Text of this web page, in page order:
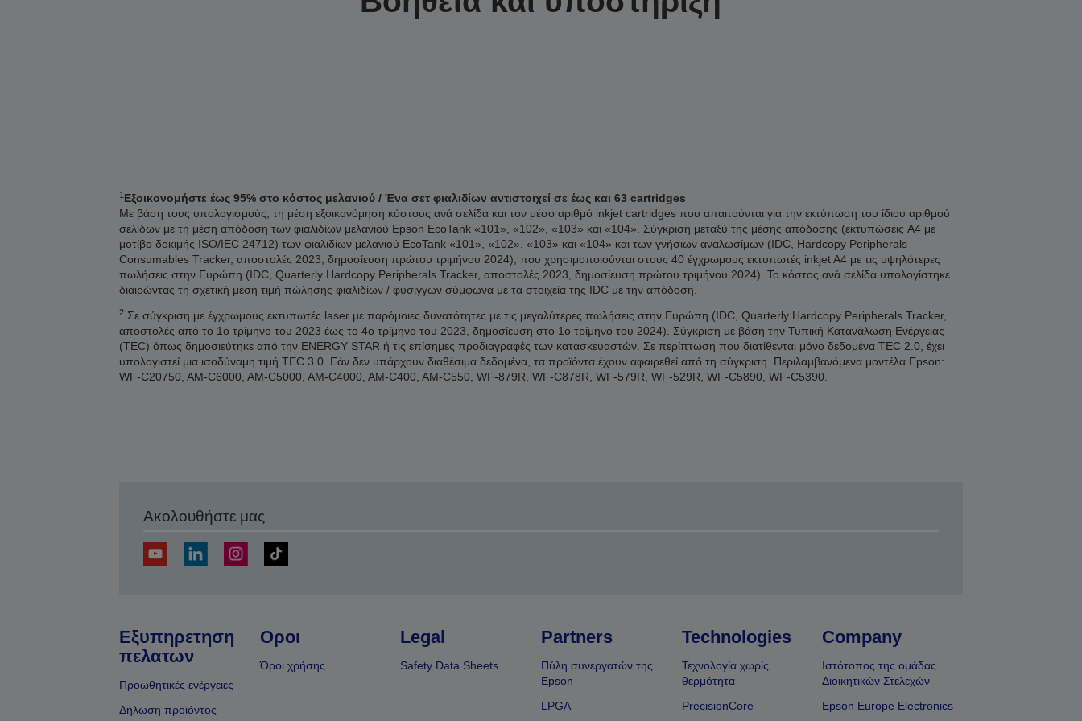
1Εξοικονομήστε έως 95% στο κόστος μελανιού / Ένα σετ φιαλιδίων αντιστοιχεί σε έως και 63 cartridges
Με βάση τους υπολογισμούς, τη μέση εξοικονόμηση κόστους ανά σελίδα και τον μέσο αριθμό inkjet cartridges που απαιτούνται για την εκτύπωση του ίδιου αριθμού
σελίδων με τη μέση απόδοση των φιαλιδίων μελανιού Epson EcoTank «101», «102», «103» και «104». Σύγκριση μεταξύ της μέσης απόδοσης (εκτυπώσεις A4 με
μοτίβο δοκιμής ISO/IEC 24712) των φιαλιδίων μελανιού EcoTank «101», «102», «103» και «104» και των γνήσιων αναλωσίμων (IDC, Hardcopy Peripherals
Consumables Tracker, αποστολές 2023, δημοσίευση πρώτου τριμήνου 2024), που χρησιμοποιούνται στους 40 έγχρωμους εκτυπωτές inkjet A4 με τις υψηλότερες
πωλήσεις στην Ευρώπη (IDC, Quarterly Hardcopy Peripherals Tracker, αποστολές 2023, δημοσίευση πρώτου τριμήνου 2024). Το κόστος ανά σελίδα υπολογίστηκε
διαιρώντας τη σχετική μέση τιμή πώλησης φιαλιδίων / φυσίγγων σύμφωνα με τα στοιχεία της IDC με την απόδοση.
2Σε σύγκριση με έγχρωμους εκτυπωτές laser με παρόμοιες δυνατότητες με τις μεγαλύτερες πωλήσεις στην Ευρώπη (IDC, Quarterly Hardcopy Peripherals Tracker,
αποστολές από το 1ο τρίμηνο του 2023 έως το 4ο τρίμηνο του 2023, δημοσίευση στο 1ο τρίμηνο του 2024). Σύγκριση με βάση την Τυπική Κατανάλωση Ενέργειας
(TEC) όπως δημοσιεύτηκε από την ENERGY STAR ή τις επίσημες προδιαγραφές των κατασκευαστών. Σε περίπτωση που διατίθενται μόνο δεδομένα TEC 2.0, έχει
υπολογιστεί μια ισοδύναμη τιμή TEC 3.0. Εάν δεν υπάρχουν διαθέσιμα δεδομένα, τα προϊόντα έχουν αφαιρεθεί από τη σύγκριση. Περιλαμβανόμενα μοντέλα Epson:
WF-C20750, AM-C6000, AM-C5000, AM-C4000, AM-C400, AM-C550, WF-879R, WF-C878R, WF-579R, WF-529R, WF-C5890, WF-C5390.
Ακολουθήστε μας
Εξυπηρετηση
πελατων
Προωθητικές ενέργειες
Δήλωση προϊόντος
Οροι
Όροι χρήσης
Legal
Safety Data Sheets
Partners
Πύλη συνεργατών της
Epson
LPGA
Technologies
Τεχνολογία χωρίς
θερμότητα
PrecisionCore
Company
Ιστότοπος της ομάδας
Διοικητικών Στελεχών
Epson Europe Electronics